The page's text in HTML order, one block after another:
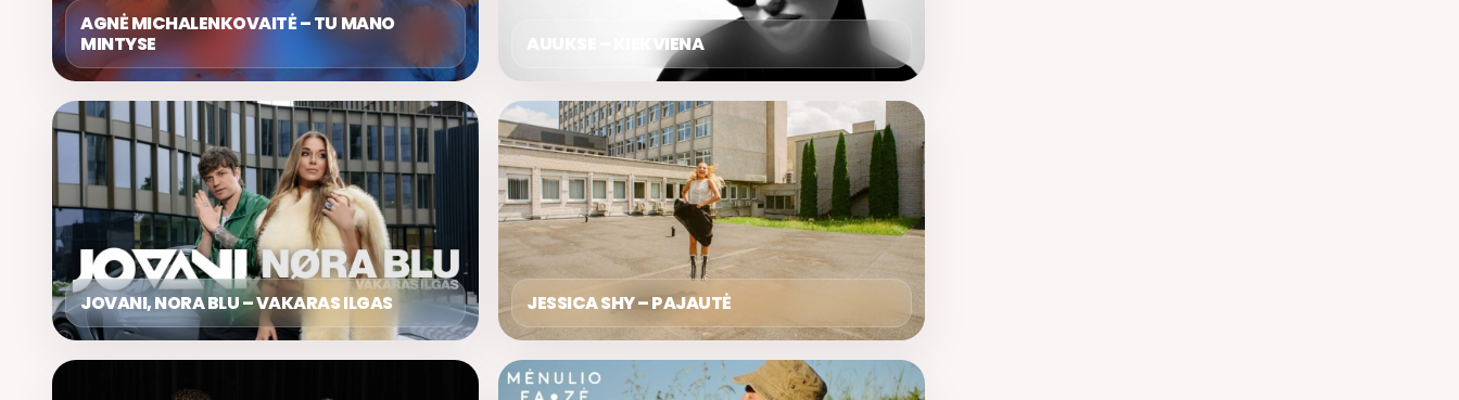
AGNĖ MICHALENKOVAITĖ – TU MANO
MINTYSE
AUUKSE – KIEKVIENA
JOVANI, NORA BLU – VAKARAS ILGAS JESSICA SHY – PAJAUTĖ